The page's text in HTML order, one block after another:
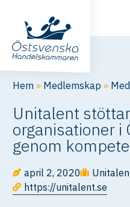
Hem » Medlemskap »
Unitalent
organisationer i
genom
april 2, 2020
https://unitalent.se